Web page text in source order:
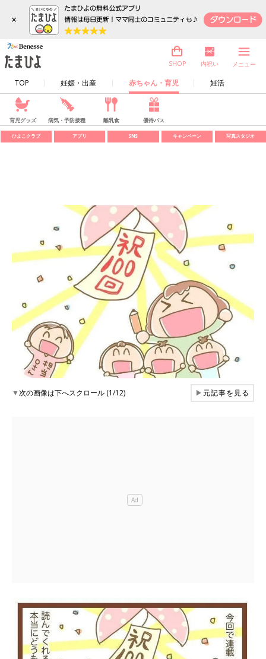
×
TOP 妊娠・出産 赤ちゃん・育児 妊活
SHOP 内祝い メニュー
育児グッズ 病気・予防接種 離乳食 優待パス
ひよこクラブ アプリ SNS キャンペーン 写真スタジオ
▼次の画像は下へスクロール (1/12) ▶元記事を見る